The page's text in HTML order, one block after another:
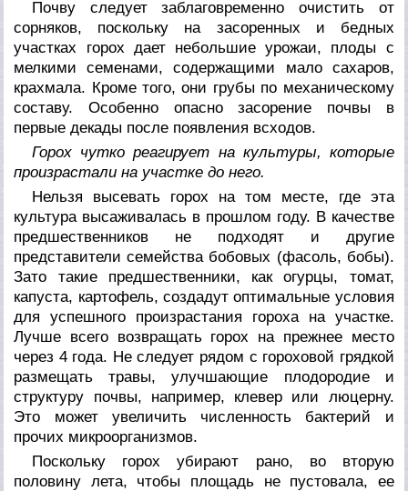
Почву следует заблаговременно очистить от
сорняков, поскольку на засоренных и бедных
участках горох дает небольшие урожаи, плоды с
мелкими семенами, содержащими мало сахаров,
крахмала. Кроме того, они грубы по механическому
составу. Особенно опасно засорение почвы в
первые декады после появления всходов.
Горох чутко реагирует на культуры, которые
произрастали на участке до него.
Нельзя высевать горох на том месте, где эта
культура высаживалась в прошлом году. В качестве
предшественников не подходят и другие
представители семейства бобовых (фасоль, бобы).
Зато такие предшественники, как огурцы, томат,
капуста, картофель, создадут оптимальные условия
для успешного произрастания гороха на участке.
Лучше всего возвращать горох на прежнее место
через 4 года. Не следует рядом с гороховой грядкой
размещать травы, улучшающие плодородие и
структуру почвы, например, клевер или люцерну.
Это может увеличить численность бактерий и
прочих микроорганизмов.
Поскольку горох убирают рано, во вторую
половину лета, чтобы площадь не пустовала, ее